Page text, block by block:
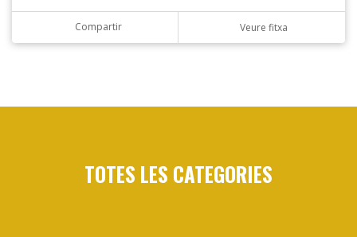
Compartir Veure fitxa
TOTES LES CATEGORIES